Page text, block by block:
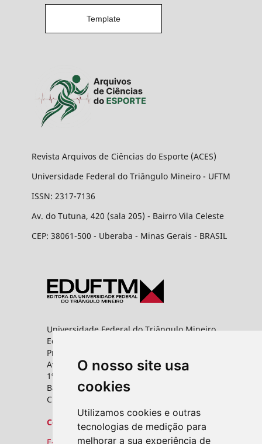
O nosso site usa
cookies
Utilizamos cookies e outras
tecnologias de medição para
melhorar a sua experiência de
Template
Revista Arquivos de Ciências do Esporte (ACES)
Universidade Federal do Triângulo Mineiro - UFTM
ISSN: 2317-7136
Av. do Tutuna, 420 (sala 205) - Bairro Vila Celeste
CEP: 38061-500 - Uberaba - Minas Gerais - BRASIL
Universidade Federal do Triângulo Mineiro
Editora UFTM
Prédio da Reitoria
Av. Frei Paulino, nº 30,
1º andar - Sala 8 PROPPG
Bairro Abadia
CEP: 38025-180 - Uberaba - MG
Contato
E-mail: